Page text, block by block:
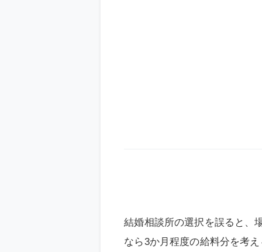
結婚相談所の選択を誤ると、
なら3か月程度の給料分を考